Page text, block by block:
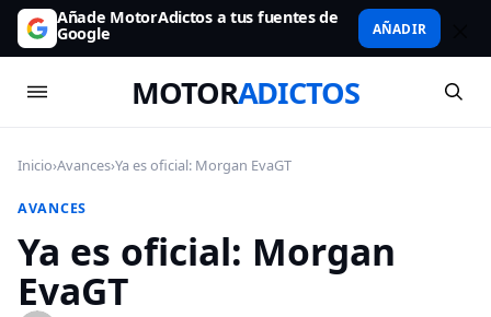
Añade MotorAdictos a tus fuentes de
Google AÑADIR
MOTORADICTOS
Inicio›Avances›Ya es oficial: Morgan EvaGT
AVANCES
Ya es oficial: Morgan
EvaGT